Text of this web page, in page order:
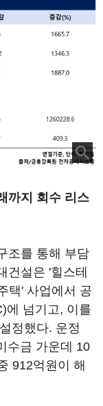
까지 회수 리스
조를 통해 부담
건설은 '힐스테
택' 사업에서 공
에 넘기고, 이를
정했다. 운정
수금 가운데 10
912억원이 해